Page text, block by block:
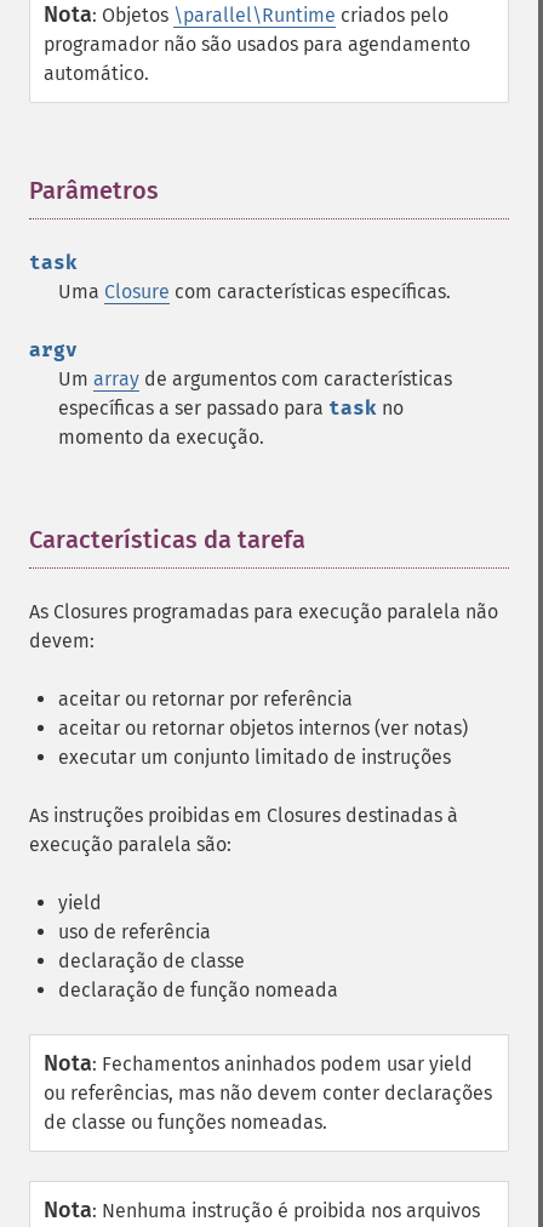
Nota: Objetos \parallel\Runtime criados pelo
programador não são usados ​​para agendamento
automático.
Parâmetros
task
Uma Closure com características específicas.
argv
Um array de argumentos com características
específicas a ser passado para task no
momento da execução.
Características da tarefa
As Closures programadas para execução paralela não
devem:
aceitar ou retornar por referência
aceitar ou retornar objetos internos (ver notas)
executar um conjunto limitado de instruções
As instruções proibidas em Closures destinadas à
execução paralela são:
yield
uso de referência
declaração de classe
declaração de função nomeada
Nota: Fechamentos aninhados podem usar yield
ou referências, mas não devem conter declarações
de classe ou funções nomeadas.
Nota: Nenhuma instrução é proibida nos arquivos